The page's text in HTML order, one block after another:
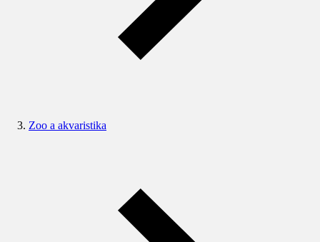
Zoo a akvaristika